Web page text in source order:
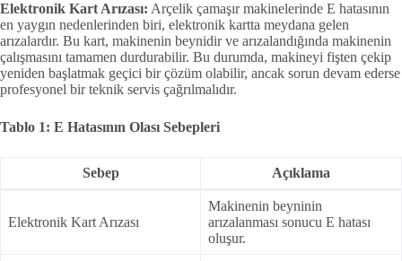
Elektronik Kart Arızası: Arçelik çamaşır makinelerinde E hatasının
en yaygın nedenlerinden biri, elektronik kartta meydana gelen
arızalardır. Bu kart, makinenin beynidir ve arızalandığında makinenin
çalışmasını tamamen durdurabilir. Bu durumda, makineyi fişten çekip
yeniden başlatmak geçici bir çözüm olabilir, ancak sorun devam ederse
profesyonel bir teknik servis çağrılmalıdır.
Tablo 1: E Hatasının Olası Sebepleri
Sebep Açıklama
Elektronik Kart Arızası
Makinenin beyninin
arızalanması sonucu E hatası
oluşur.